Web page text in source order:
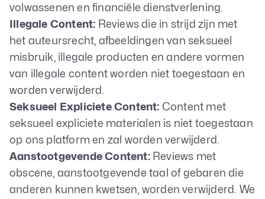
volwassenen en financiële dienstverlening.
Illegale Content: Reviews die in strijd zijn met
het auteursrecht, afbeeldingen van seksueel
misbruik, illegale producten en andere vormen
van illegale content worden niet toegestaan en
worden verwijderd.
Seksueel Expliciete Content: Content met
seksueel expliciete materialen is niet toegestaan
op ons platform en zal worden verwijderd.
Aanstootgevende Content:Reviews met
obscene, aanstootgevende taal of gebaren die
anderen kunnen kwetsen, worden verwijderd. We